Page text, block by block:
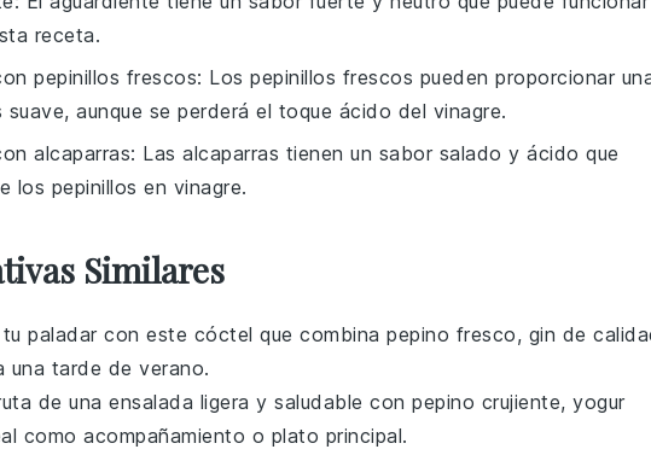
receta.
pepinillos frescos: Los pepinillos frescos pueden proporcionar
aunque se perderá el toque ácido del vinagre.
alcaparras: Las alcaparras tienen un sabor salado y ácido que
los pepinillos en vinagre.
Similares
paladar con este cóctel que combina pepino fresco, gin de
una tarde de verano.
de una ensalada ligera y saludable con pepino crujiente, yogur
como acompañamiento o plato principal.